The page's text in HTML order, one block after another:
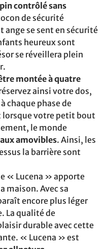
pin contrôlé sans
de sécurité
se sent en sécurité
heureux sont
se réveillera plein
montée à quatre
ainsi votre dos,
chaque phase de
lorsque votre petit bout
le monde
amovibles. Ainsi, les
la barrière sont
« Lucena » apporte
maison. Avec sa
encore plus léger
La qualité de
durable avec cette
« Lucena » est